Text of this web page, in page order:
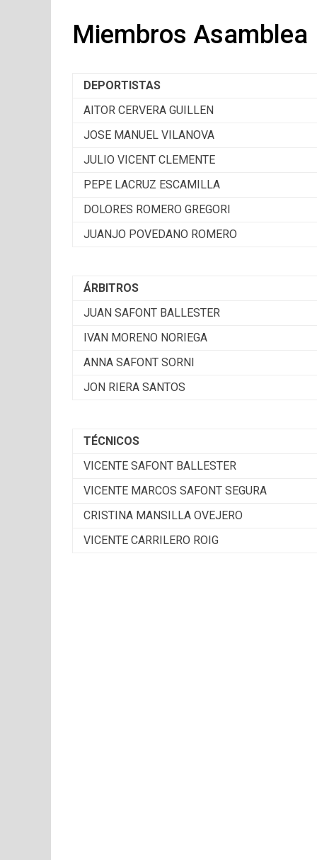
Miembros Asamblea
DEPORTISTAS
AITOR CERVERA GUILLEN
JOSE MANUEL VILANOVA
JULIO VICENT CLEMENTE
PEPE LACRUZ ESCAMILLA
DOLORES ROMERO GREGORI
JUANJO POVEDANO ROMERO
ÁRBITROS
JUAN SAFONT BALLESTER
IVAN MORENO NORIEGA
ANNA SAFONT SORNI
JON RIERA SANTOS
TÉCNICOS
VICENTE SAFONT BALLESTER
VICENTE MARCOS SAFONT SEGURA
CRISTINA MANSILLA OVEJERO
VICENTE CARRILERO ROIG